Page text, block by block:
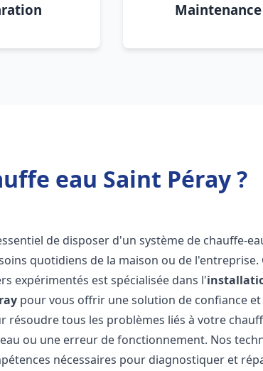
Maintenance
eau Saint Péray ?
de disposer d'un système de chauffe-
quotidiens de la maison ou de l'entreprise.
expérimentés est spécialisée dans l'
pour vous offrir une solution de confiance et
tous les problèmes liés à votre
ou une erreur de fonctionnement. Nos
nécessaires pour diagnostiquer et